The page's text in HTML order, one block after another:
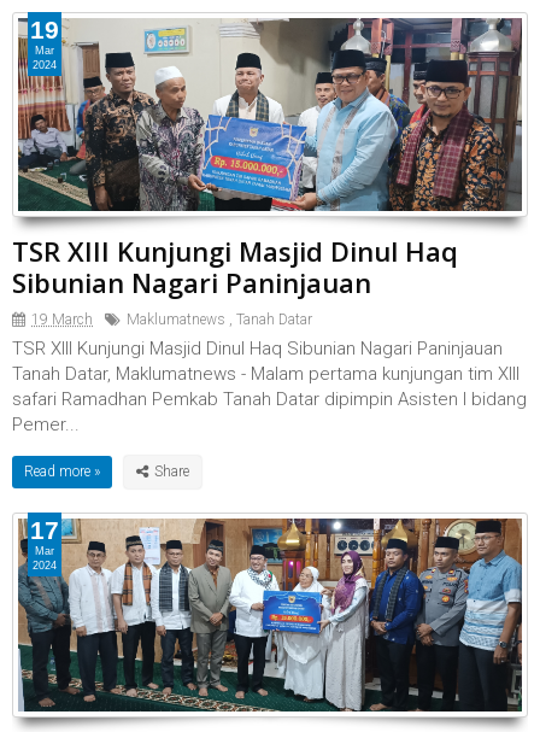
TSR XIII Kunjungi Masjid Dinul Haq
Sibunian Nagari Paninjauan
19 March Maklumatnews , Tanah Datar
TSR XIII Kunjungi Masjid Dinul Haq Sibunian Nagari Paninjauan
Tanah Datar, Maklumatnews - Malam pertama kunjungan tim XIII
safari Ramadhan Pemkab Tanah Datar dipimpin Asisten I bidang
Pemer...
Read more »
19
Mar
2024
17
Mar
2024